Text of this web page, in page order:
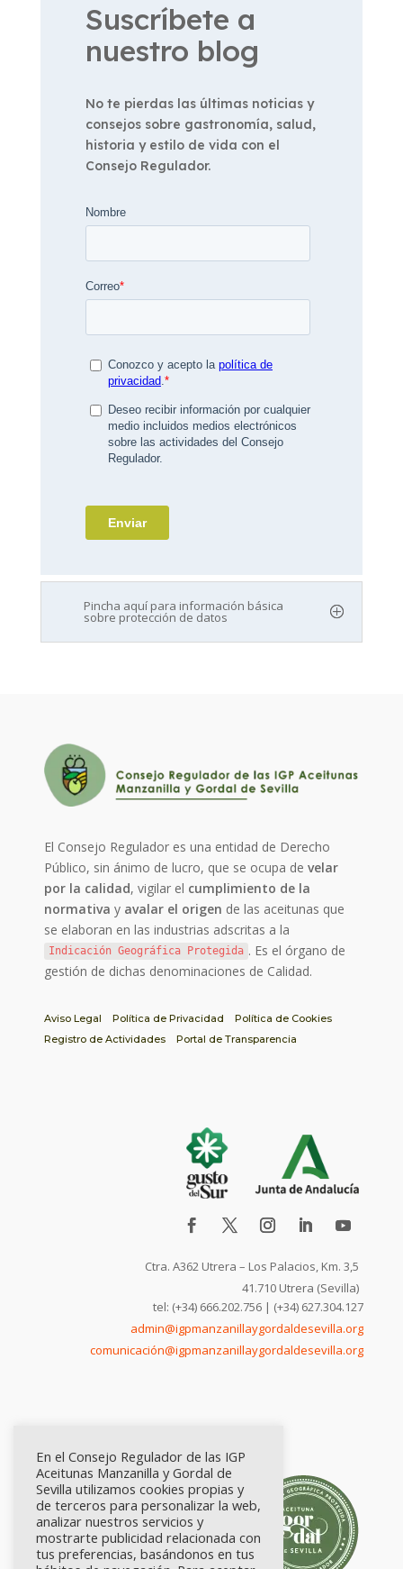
Suscríbete a
nuestro blog
No te pierdas las últimas noticias y
consejos sobre gastronomía, salud,
historia y estilo de vida con el
Consejo Regulador.
Pincha aquí para información básica
sobre protección de datos
El Consejo Regulador es una entidad de Derecho
Público, sin ánimo de lucro, que se ocupa develar
por la calidad, vigilar el cumplimiento de la
normativa y avalar el origen de las aceitunas que
se elaboran en las industrias adscritas a la
Indicación Geográfica Protegida . Es el órgano de
gestión de dichas denominaciones de Calidad.
Aviso Legal Política de Privacidad
Política de Cookies
Registro de Actividades
Portal de Transparencia
Ctra. A362 Utrera – Los Palacios, Km. 3,5
41.710 Utrera (Sevilla)
tel: (+34) 666.202.756 | (+34) 627.304.127
admin@igpmanzanillaygordaldesevilla.org
comunicación@igpmanzanillaygordaldesevilla.org
En el Consejo Regulador de las IGP
Aceitunas Manzanilla y Gordal de
Sevilla utilizamos cookies propias y
de terceros para personalizar la web,
analizar nuestros servicios y
mostrarte publicidad relacionada con
tus preferencias, basándonos en tus